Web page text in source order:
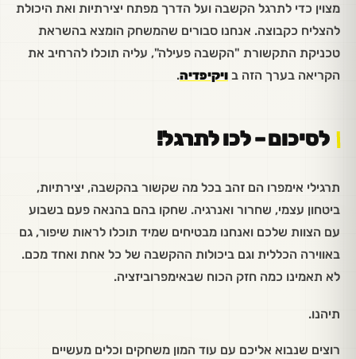
מצוין כדי לתרגל הקשבה ועל הדרך מפתח יצירתיות ואת היכולת
להצליח כקבוצה. אנחנו סבורים שהמשחק הומצא בהשראת
טכניקת התקשורת "הקשבה פעילה", עליה תוכלו להרחיב את
הקריאה בערך הזה ב ויקיפדיה.
לסיכום – לכו לתרגל!
תרגילי אימפרו הם זהב בכל מה שקשור בהקשבה, יצירתיות,
ביטחון עצמי, שחרור ואנרגיה. שחקו בהם בהנאה פעם בשבוע
עם הצוות שלכם ואנחנו מבטיחים שמיד תוכלו לראות שיפור, גם
באווירה הכללית וגם ביכולות ההקשבה של כל אחת ואחד מכם.
לא תאמינו כמה חזק הכוח שבאימפרוביזציה.
תיהנו.
רוצים שנבוא אליכם עם עוד המון משחקים וכלים מעשיים